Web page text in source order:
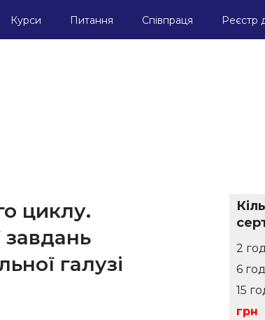
Курси Питання Співпраця Реєстр
циклу.
завдань
галузі
2
6
15
грн